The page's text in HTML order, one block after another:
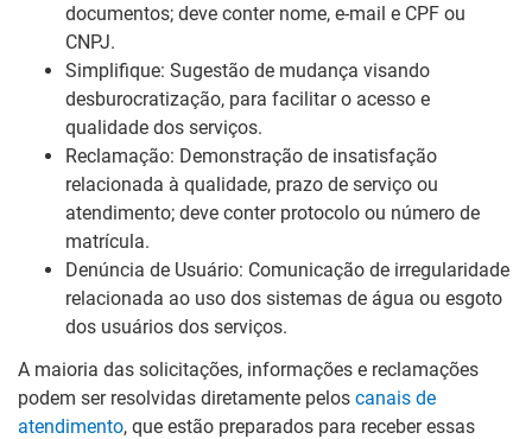
documentos; deve conter nome, e-mail e CPF ou
CNPJ.
Simplifique: Sugestão de mudança visando
desburocratização, para facilitar o acesso e
qualidade dos serviços.
Reclamação: Demonstração de insatisfação
relacionada à qualidade, prazo de serviço ou
atendimento; deve conter protocolo ou número de
matrícula.
Denúncia de Usuário: Comunicação de irregularidade
relacionada ao uso dos sistemas de água ou esgoto
dos usuários dos serviços.
A maioria das solicitações, informações e reclamações
podem ser resolvidas diretamente pelos canais de
atendimento, que estão preparados para receber essas